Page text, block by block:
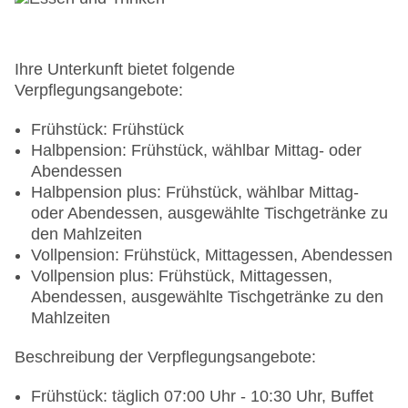
Tagungseinrichtungen: Konferenzräume: 8,
Gebühr
Etagen: 5, Zimmer: 318, Villen: 4, Appartements:
Landeskategorie: 5 Sterne
Ihre Unterkunft bietet folgende
Verpflegungsangebote:
Frühstück: Frühstück
Halbpension: Frühstück, wählbar Mittag- oder
Abendessen
Halbpension plus: Frühstück, wählbar Mittag-
oder Abendessen, ausgewählte Tischgetränke zu
den Mahlzeiten
Vollpension: Frühstück, Mittagessen, Abendessen
Vollpension plus: Frühstück, Mittagessen,
Abendessen, ausgewählte Tischgetränke zu den
Mahlzeiten
Beschreibung der Verpflegungsangebote:
Frühstück: täglich 07:00 Uhr - 10:30 Uhr, Buffet